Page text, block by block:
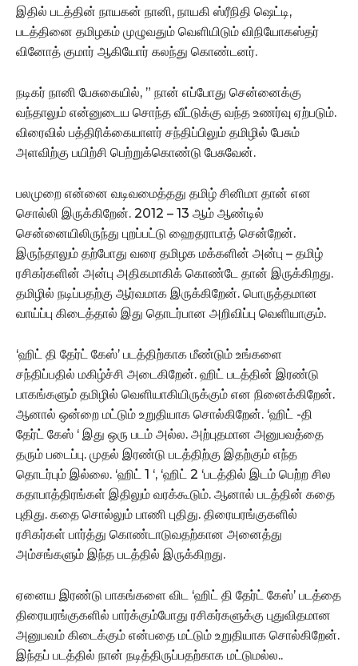
இதில் படத்தின் நாயகன் நானி, நாயகி ஸ்ரீநிதி ஷெட்டி,
படத்தினை தமிழகம் முழுவதும் வெளியிடும் விநியோகஸ்தர்
வினோத் குமார் ஆகியோர் கலந்து கொண்டனர்.
நடிகர் நானி பேசுகையில், ” நான் எப்போது சென்னைக்கு
வந்தாலும் என்னுடைய சொந்த வீட்டுக்கு வந்த உணர்வு ஏற்படும்.
விரைவில் பத்திரிக்கையாளர் சந்திப்பிலும் தமிழில் பேசும்
அளவிற்கு பயிற்சி பெற்றுக்கொண்டு பேசுவேன்.
பலமுறை என்னை வடிவமைத்தது தமிழ் சினிமா தான் என
சொல்லி இருக்கிறேன். 2012 – 13 ஆம் ஆண்டில்
சென்னையிலிருந்து புறப்பட்டு ஹைதராபாத் சென்றேன்.
இருந்தாலும் தற்போது வரை தமிழக மக்களின் அன்பு – தமிழ்
ரசிகர்களின் அன்பு அதிகமாகிக் கொண்டே தான் இருக்கிறது.
தமிழில் நடிப்பதற்கு ஆர்வமாக இருக்கிறேன். பொருத்தமான
வாய்ப்பு கிடைத்தால் இது தொடர்பான அறிவிப்பு வெளியாகும்.
‘ஹிட் தி தேர்ட் கேஸ்’ படத்திற்காக மீண்டும் உங்களை
சந்திப்பதில் மகிழ்ச்சி அடைகிறேன். ஹிட் படத்தின் இரண்டு
பாகங்களும் தமிழில் வெளியாகியிருக்கும் என நினைக்கிறேன்.
ஆனால் ஒன்றை மட்டும் உறுதியாக சொல்கிறேன். ‘ஹிட் -தி
தேர்ட் கேஸ் ‘ இது ஒரு படம் அல்ல. அற்புதமான அனுபவத்தை
தரும் படைப்பு. முதல் இரண்டு படத்திற்கு இதற்கும் எந்த
தொடர்பும் இல்லை. ‘ஹிட் 1 ‘, ‘ஹிட் 2 ‘படத்தில் இடம் பெற்ற சில
கதாபாத்திரங்கள் இதிலும் வரக்கூடும். ஆனால் படத்தின் கதை
புதிது. கதை சொல்லும் பாணி புதிது. திரையரங்குகளில்
ரசிகர்கள் பார்த்து கொண்டாடுவதற்கான அனைத்து
அம்சங்களும் இந்த படத்தில் இருக்கிறது.
ஏனைய இரண்டு பாகங்களை விட ‘ஹிட் தி தேர்ட் கேஸ்’ படத்தை
திரையரங்குகளில் பார்க்கும்போது ரசிகர்களுக்கு புதுவிதமான
அனுபவம் கிடைக்கும் என்பதை மட்டும் உறுதியாக சொல்கிறேன்.
இந்தப் படத்தில் நான் நடித்திருப்பதற்காக மட்டுமல்ல..